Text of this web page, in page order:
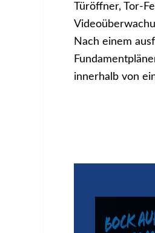
Türöffner, Tor-
Nach einem
innerhalb von